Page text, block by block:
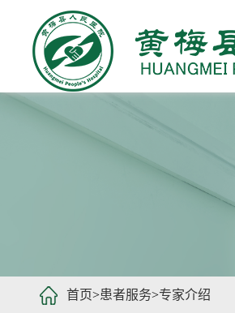
首页>患者服务>专家介绍